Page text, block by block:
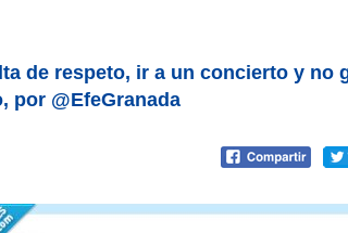
de respeto, ir a un concierto y no
por @EfeGranada